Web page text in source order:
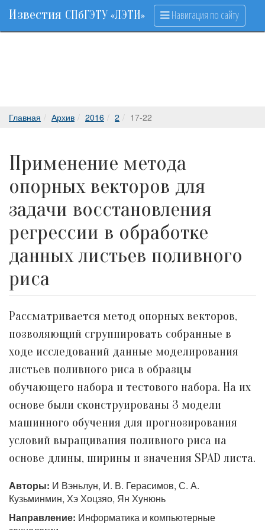
Известия СПбГЭТУ «ЛЭТИ» Навигация по сайту
Главная Архив 2016 2 17-22
Применение метода
опорных векторов для
задачи восстановления
регрессии в обработке
данных листьев поливного
риса
Рассматривается метод опорных векторов,
позволяющий сгруппировать собранные в
ходе исследований данные моделирования
листьев поливного риса в образцы
обучающего набора и тестового набора. На их
основе были сконструированы 3 модели
машинного обучения для прогнозирования
условий выращивания поливного риса на
основе длины, ширины и значения SPAD листа.
Авторы: И Вэньлун, И. В. Герасимов, С. А.
Кузьминмин, Хэ Хоцзяо, Ян Хунюнь
Направление: Информатика и компьютерные